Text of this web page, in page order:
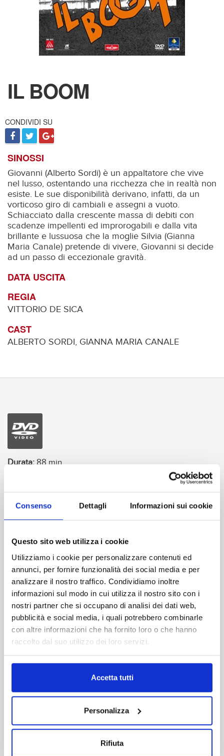
Consenso Dettagli Informazioni sui cookie
Questo sito web utilizza i cookie
Utilizziamo i cookie per personalizzare contenuti ed
annunci, per fornire funzionalità dei social media e per
analizzare il nostro traffico. Condividiamo inoltre
informazioni sul modo in cui utilizza il nostro sito con i
nostri partner che si occupano di analisi dei dati web,
pubblicità e social media, i quali potrebbero combinarle
con altre informazioni che ha fornito loro o che hanno
raccolto dal suo utilizzo dei loro servizi.
Accetta tutti
Personalizza
Rifiuta
IL BOOM
CONDIVIDI SU
SINOSSI
Giovanni (Alberto Sordi) è un appaltatore che vive
nel lusso, ostentando una ricchezza che in realtà non
esiste. Le sue disponibilità derivano, infatti, da un
vorticoso giro di cambiali e assegni a vuoto.
Schiacciato dalla crescente massa di debiti con
scadenze impellenti ed improrogabili e dalla vita
brillante e lussuosa che la moglie Silvia (Gianna
Maria Canale) pretende di vivere, Giovanni si decide
ad un passo di eccezionale gravità.
DATA USCITA
REGIA
VITTORIO DE SICA
CAST
ALBERTO SORDI, GIANNA MARIA CANALE
Durata: 88 min
italiano originale mono
MENÙ ANIMATI - SELEZIONE SCENE - TRAILER
CINEMATOGRAFICO - VIDEO RIMASTERIZZATO IN
HIGH DEFINITION DA NEGATIVO ORIGINALE - AUDIO
RIELABORATO IN DOLBY DIGITAL 5.1
Codice EAN: 8016024030697
DIGITAL DOWNLOAD